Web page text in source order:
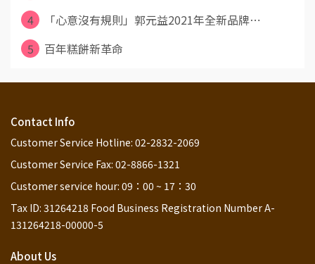
4
「心意沒有規則」郭元益2021年全新品牌⋯
5
百年糕餅新革命
Contact Info
Customer Service Hotline: 02-2832-2069
Customer Service Fax: 02-8866-1321
Customer service hour: 09：00 ~ 17：30
Tax ID: 31264218 Food Business Registration Number A-
131264218-00000-5
About Us